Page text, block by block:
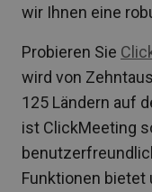
wir Ihnen eine
Probieren Sie
wird von
125 Ländern auf
ist ClickMeeting
Funktionen bietet